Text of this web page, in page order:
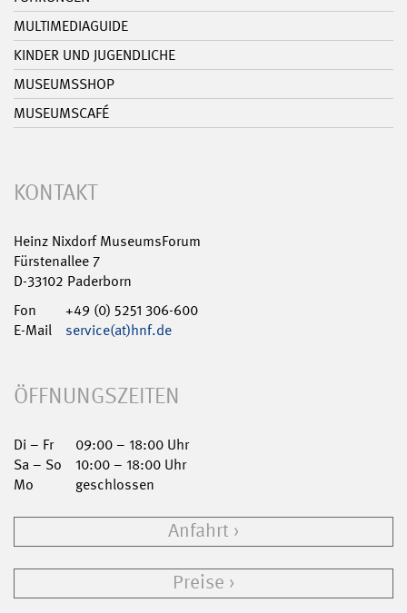
MULTIMEDIAGUIDE
KINDER UND JUGENDLICHE
MUSEUMSSHOP
MUSEUMSCAFÉ
KONTAKT
Heinz Nixdorf MuseumsForum
Fürstenallee 7
D-33102 Paderborn
Fon
+49 (0) 5251 306-600
E-Mail
service(at)hnf.de
ÖFFNUNGSZEITEN
Di – Fr
09:00 – 18:00 Uhr
Sa – So
10:00 – 18:00 Uhr
Mo
geschlossen
Anfahrt
Preise